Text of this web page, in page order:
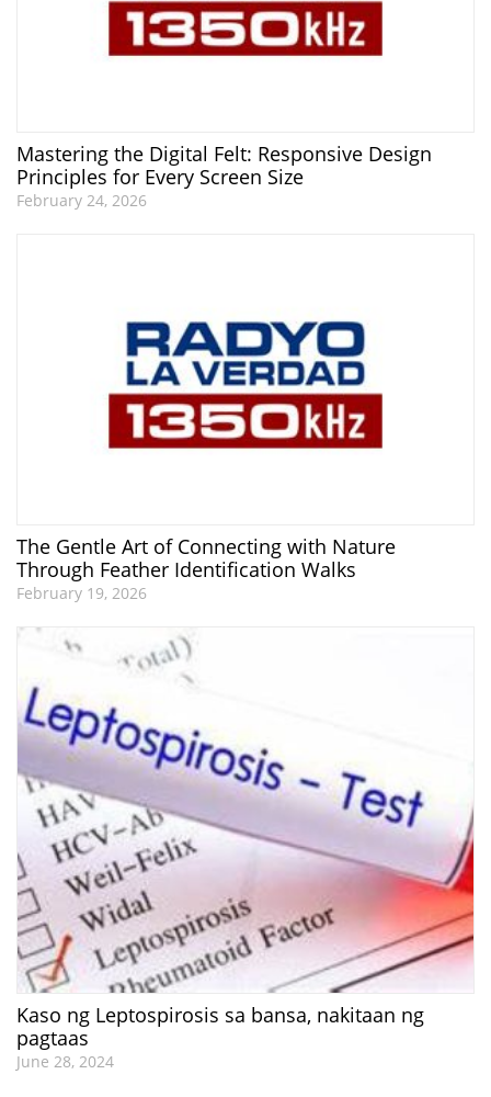
Mastering the Digital Felt: Responsive Design
Principles for Every Screen Size
February 24, 2026
The Gentle Art of Connecting with Nature
Through Feather Identification Walks
February 19, 2026
Kaso ng Leptospirosis sa bansa, nakitaan ng
pagtaas
June 28, 2024